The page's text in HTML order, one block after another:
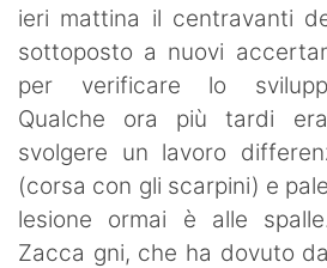
ieri mattina il centravanti
sottoposto a nuovi
per verificare lo
Qualche ora più tardi
svolgere un lavoro
(corsa con gli scarpini) e
lesione ormai è alle
Zacca gni, che ha dovuto